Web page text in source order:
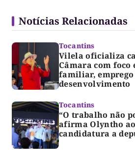
Notícias Relacionadas
Tocantins
Vilela oficializa
Câmara com
familiar, emprego
desenvolvimento
Tocantins
“O trabalho não
afirma Olyntho
candidatura a